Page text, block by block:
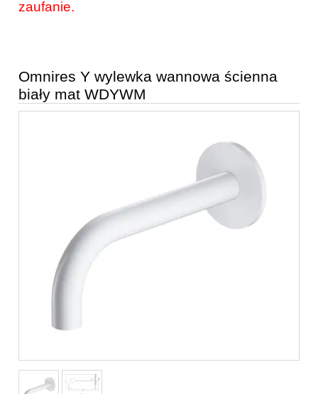
zaufanie.
Omnires Y wylewka wannowa ścienna
biały mat WDYWM